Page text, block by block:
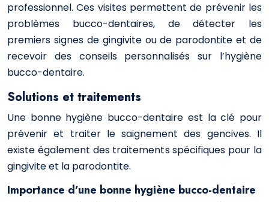
professionnel. Ces visites permettent de prévenir les
problèmes bucco-dentaires, de détecter les
premiers signes de gingivite ou de parodontite et de
recevoir des conseils personnalisés sur l’hygiène
bucco-dentaire.
Solutions et traitements
Une bonne hygiène bucco-dentaire est la clé pour
prévenir et traiter le saignement des gencives. Il
existe également des traitements spécifiques pour la
gingivite et la parodontite.
Importance d’une bonne hygiène bucco-dentaire